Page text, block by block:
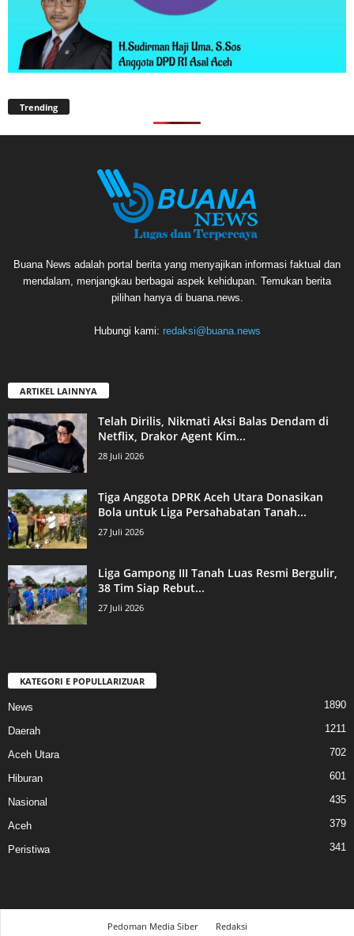
Trending
Buana News adalah portal berita yang menyajikan informasi faktual dan
mendalam, menjangkau berbagai aspek kehidupan. Temukan berita
pilihan hanya di buana.news.
Hubungi kami: redaksi@buana.news
ARTIKEL LAINNYA
Telah Dirilis, Nikmati Aksi Balas Dendam di
Netflix, Drakor Agent Kim...
28 Juli 2026
Tiga Anggota DPRK Aceh Utara Donasikan
Bola untuk Liga Persahabatan Tanah...
27 Juli 2026
Liga Gampong III Tanah Luas Resmi Bergulir,
38 Tim Siap Rebut...
27 Juli 2026
KATEGORI E POPULLARIZUAR
News 1890
Daerah 1211
Aceh Utara 702
Hiburan 601
Nasional 435
Aceh 379
Peristiwa 341
Pedoman Media Siber Redaksi